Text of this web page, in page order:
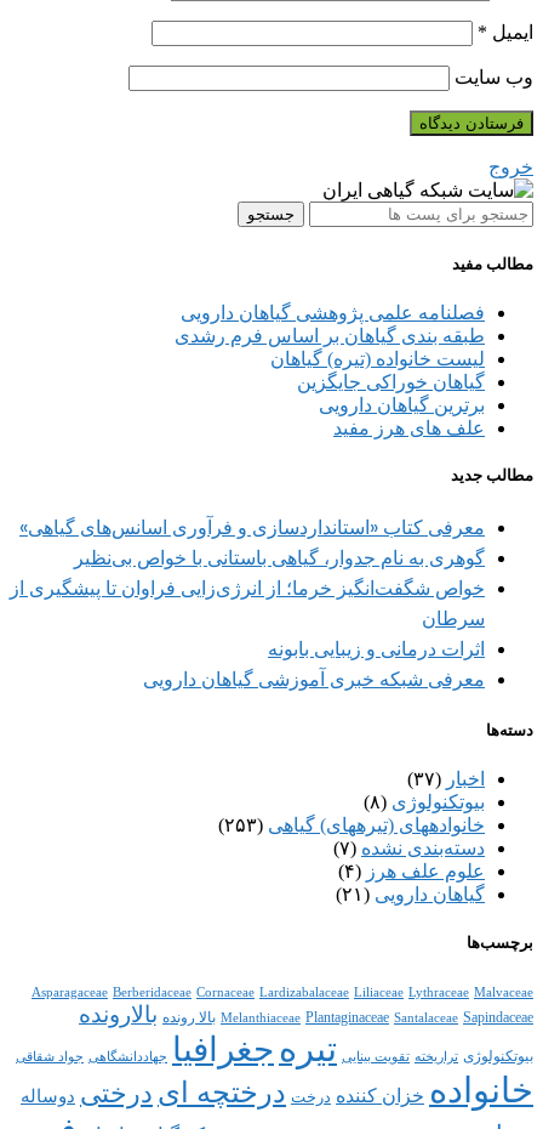
ایمیل *
وب‌ سایت
خروج
جستجو
مطالب مفید
فصلنامه علمی پژوهشی گیاهان دارویی
طبقه بندی گیاهان بر اساس فرم رشدی
لیست خانواده (تیره) گیاهان
گیاهان خوراکی جایگزین
برترین گیاهان دارویی
علف های هرز مفید
مطالب جدید
معرفی کتاب «استانداردسازی و فرآوری اسانس‌های گیاهی»
گوهری به نام جدوار، گیاهی باستانی با خواص بی‌نظیر
خواص شگفت‌انگیز خرما؛ از انرژی‌زایی فراوان تا پیشگیری از
سرطان
اثرات درمانی و زیبایی بابونه
معرفی شبکه خبری آموزشی گیاهان دارویی
دسته‌ها
اخبار (۳۷)
بیوتکنولوژی (۸)
خانواده‎های (تیره‎های) گیاهی
(۲۵۳)
دسته‌بندی نشده (۷)
علوم علف هرز (۴)
گیاهان دارویی (۲۱)
برچسب‌ها
Asparagaceae Berberidaceae Cornaceae Lardizabalaceae Liliaceae Lythraceae Malvaceae
Melanthiaceae Plantaginaceae Santalaceae Sapindaceae بالا رونده بالارونده
بیوتکنولوژی تراریخته تقویت بینایی تیره جغرافیا جهاددانشگاهی جواد شقاقی
خانواده خزان کننده درخت درختچه ای درختی دوساله